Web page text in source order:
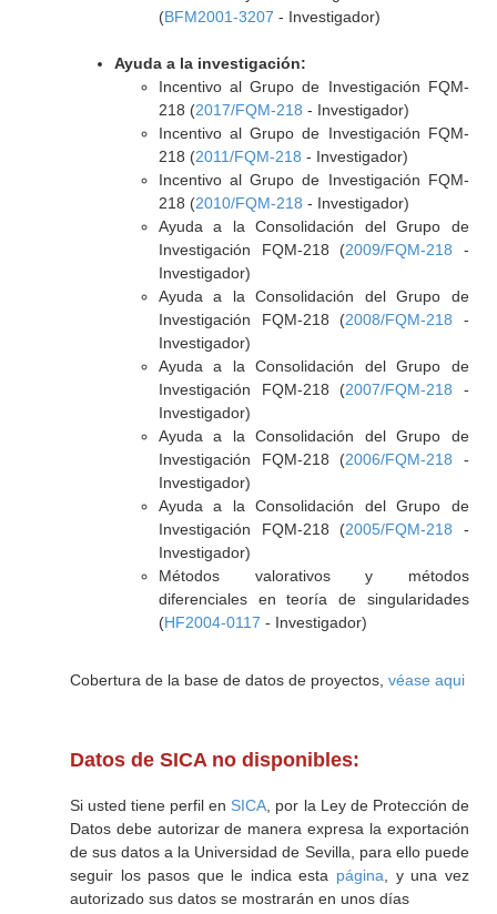
(BFM2001-3207 - Investigador)
Ayuda a la investigación:
Incentivo al Grupo de Investigación FQM-
218 (2017/FQM-218 - Investigador)
Incentivo al Grupo de Investigación FQM-
218 (2011/FQM-218 - Investigador)
Incentivo al Grupo de Investigación FQM-
218 (2010/FQM-218 - Investigador)
Ayuda a la Consolidación del Grupo de
Investigación FQM-218 (2009/FQM-218 -
Investigador)
Ayuda a la Consolidación del Grupo de
Investigación FQM-218 (2008/FQM-218 -
Investigador)
Ayuda a la Consolidación del Grupo de
Investigación FQM-218 (2007/FQM-218 -
Investigador)
Ayuda a la Consolidación del Grupo de
Investigación FQM-218 (2006/FQM-218 -
Investigador)
Ayuda a la Consolidación del Grupo de
Investigación FQM-218 (2005/FQM-218 -
Investigador)
Métodos valorativos y métodos
diferenciales en teoría de singularidades
(HF2004-0117 - Investigador)
Cobertura de la base de datos de proyectos, véase aqui
Datos de SICA no disponibles:
Si usted tiene perfil en SICA , por la Ley de Protección de
Datos debe autorizar de manera expresa la exportación
de sus datos a la Universidad de Sevilla, para ello puede
seguir los pasos que le indica esta página , y una vez
autorizado sus datos se mostrarán en unos días